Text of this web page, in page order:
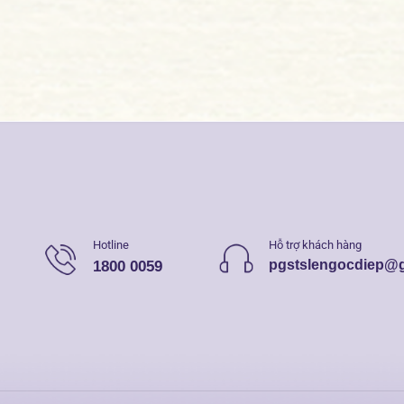
Hotline
1800 0059
Hỗ trợ khách hàng